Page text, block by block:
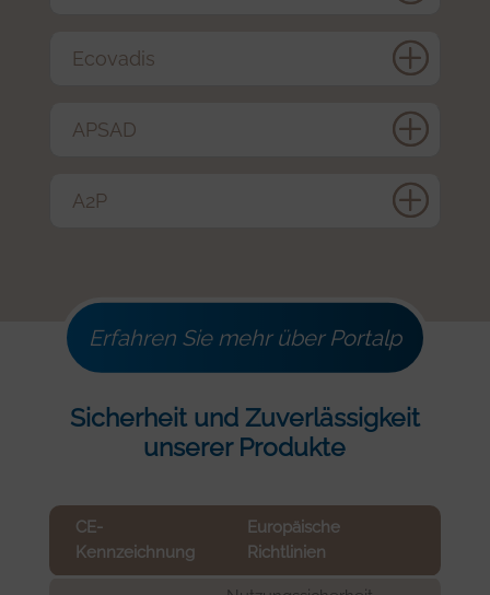
Ecovadis
APSAD
A2P
Erfahren Sie mehr über Portalp
Sicherheit und Zuverlässigkeit
unserer Produkte
CE-
Kennzeichnung
Europäische
Richtlinien